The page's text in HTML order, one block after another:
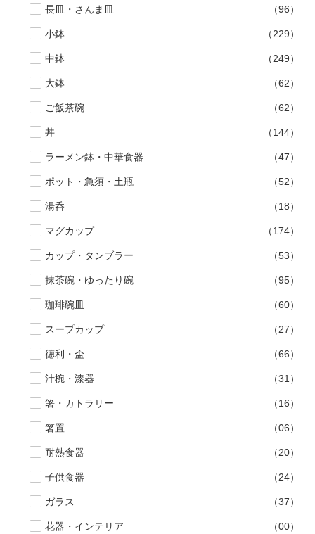
長皿・さんま皿 （96）
小鉢 （229）
中鉢 （249）
大鉢 （62）
ご飯茶碗 （62）
丼 （144）
ラーメン鉢・中華食器 （47）
ポット・急須・土瓶 （52）
湯呑 （18）
マグカップ （174）
カップ・タンブラー （53）
抹茶碗・ゆったり碗 （95）
珈琲碗皿 （60）
スープカップ （27）
徳利・盃 （66）
汁椀・漆器 （31）
箸・カトラリー （16）
箸置 （06）
耐熱食器 （20）
子供食器 （24）
ガラス （37）
花器・インテリア （00）